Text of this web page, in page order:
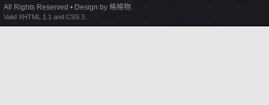
All Rights Reserved • Design by 格格物.
Valid XHTML 1.1 and CSS 3.